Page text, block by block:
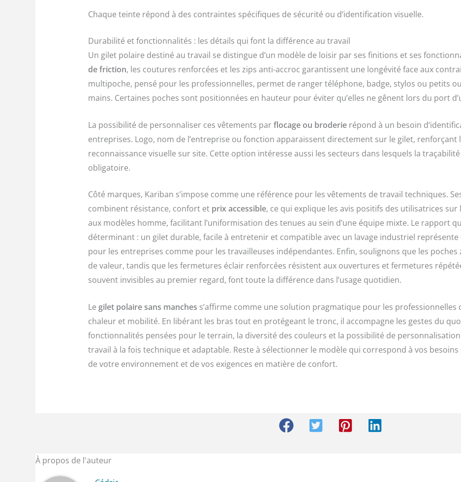
Chaque teinte répond à des contraintes spécifiques de sécurité ou d’identification visuelle.
Durabilité et fonctionnalités : les détails qui font la différence au travail
Un gilet polaire destiné au travail se distingue d’un modèle de loisir par ses finitions et ses
de friction, les coutures renforcées et les zips anti-accroc garantissent une longévité face aux
multipoche, pensé pour les professionnelles, permet de ranger téléphone, badge, stylos ou petits
mains. Certaines poches sont positionnées en hauteur pour éviter qu’elles ne gênent lors du port
La possibilité de personnaliser ces vêtements parflocage ou broderierépond à un besoin
entreprises. Logo, nom de l’entreprise ou fonction apparaissent directement sur le gilet, renforçant
reconnaissance visuelle sur site. Cette option intéresse aussi les secteurs dans lesquels la
obligatoire.
Côté marques, Kariban s’impose comme une référence pour les vêtements de travail techniques.
combinent résistance, confort et prix accessible, ce qui explique les avis positifs des utilisatrices sur
aux modèles homme, facilitant l’uniformisation des tenues au sein d’une équipe mixte. Le rapport
déterminant : un gilet durable, facile à entretenir et compatible avec un lavage industriel
pour les entreprises comme pour les travailleuses indépendantes. Enfin, soulignons que les poches
de valeur, tandis que les fermetures éclair renforcées résistent aux ouvertures et fermetures
souvent invisibles au premier regard, font toute la différence dans l’usage quotidien.
Le gilet polaire sans manches s’affirme comme une solution pragmatique pour les
chaleur et mobilité. En libérant les bras tout en protégeant le tronc, il accompagne les gestes du
fonctionnalités pensées pour le terrain, la diversité des couleurs et la possibilité de
travail à la fois technique et adaptable. Reste à sélectionner le modèle qui correspond à vos
de votre environnement et de vos exigences en matière de confort.
À propos de l'auteur